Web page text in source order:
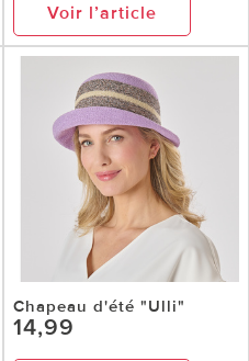
Voir l’article
Chapeau d'été "Ulli"
14,99